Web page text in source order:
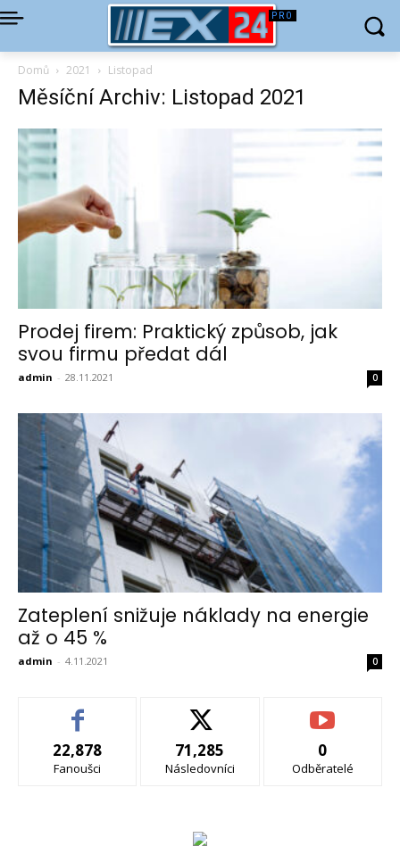
Domů 2021 Listopad
Měsíční Archiv: Listopad 2021
Prodej firem: Praktický způsob, jak
svou firmu předat dál
admin - 28.11.2021 0
Zateplení snižuje náklady na energie
až o 45 %
admin - 4.11.2021 0
22,878
Fanoušci
71,285
Následovníci
0
Odběratelé